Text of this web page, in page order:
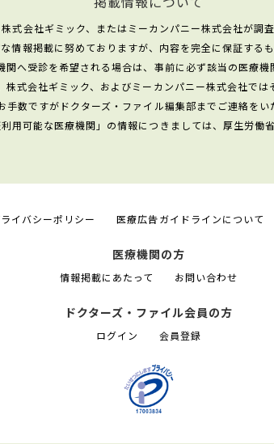
式会社ギミック、またはミーカンパニー株式会社が調
情報掲載に努めておりますが、内容を完全に保証する
関へ受診を希望される場合は、事前に必ず該当の医療機
式会社ギミック、およびミーカンパニー株式会社では
数ですがドクターズ・ファイル編集部までご連絡をい
用可能な医療機関」の情報につきましては、厚生労働
イバシーポリシー 医療広告ガイドラインについて
医療機関の方
情報掲載にあたって お問い合わせ
ドクターズ・ファイル会員の方
ログイン 会員登録